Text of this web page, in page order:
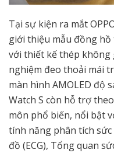
Tại sự kiện ra mắt
giới thiệu mẫu đồng hồ
với thiết kế thép
nghiệm đeo thoải mái
màn hình AMOLED độ
Watch S còn hỗ trợ
môn phổ biến, nổi bật
tính năng phân tích
đồ (ECG), Tổng quan